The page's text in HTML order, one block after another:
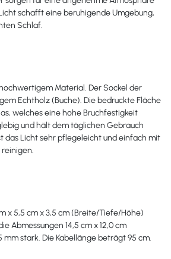
schafft eine beruhigende Umgebung,
Schlaf.
Material. Der Sockel der
Echtholz (Buche). Die bedruckte Fläche
welches eine hohe Bruchfestigkeit
und hält dem täglichen Gebrauch
das Licht sehr pflegeleicht und einfach mit
x 5,5 cm x 3,5 cm (Breite/Tiefe/Höhe)
Abmessungen 14,5 cm x 12,0 cm
mm stark. Die Kabellänge beträgt 95 cm.